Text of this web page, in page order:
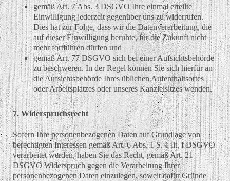
gemäß Art. 7 Abs. 3 DSGVO Ihre einmal erteilte
Einwilligung jederzeit gegenüber uns zu widerrufen.
Dies hat zur Folge, dass wir die Datenverarbeitung, die
auf dieser Einwilligung beruhte, für die Zukunft nicht
mehr fortführen dürfen und
gemäß Art. 77 DSGVO sich bei einer Aufsichtsbehörde
zu beschweren. In der Regel können Sie sich hierfür an
die Aufsichtsbehörde Ihres üblichen Aufenthaltsortes
oder Arbeitsplatzes oder unseres Kanzleisitzes wenden.
7. Widerspruchsrecht
Sofern Ihre personenbezogenen Daten auf Grundlage von
berechtigten Interessen gemäß Art. 6 Abs. 1 S. 1 lit. f DSGVO
verarbeitet werden, haben Sie das Recht, gemäß Art. 21
DSGVO Widerspruch gegen die Verarbeitung Ihrer
personenbezogenen Daten einzulegen, soweit dafür Gründe